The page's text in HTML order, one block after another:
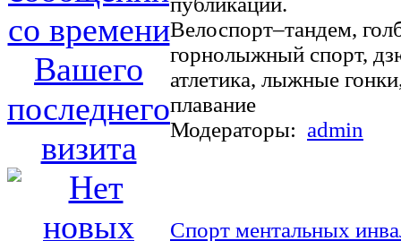
Велоспорт–тандем,
горнолыжный спорт,
атлетика, лыжные
плавание
Модераторы: admin
Спорт ментальных